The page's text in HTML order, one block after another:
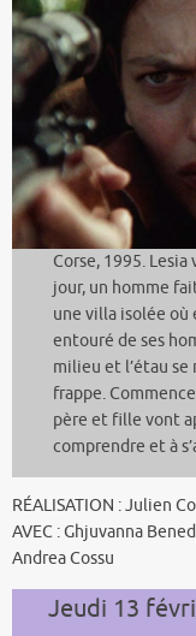
Corse, 1995.
jour, un homme
une villa isolée où
entouré de ses
milieu et l’étau se
frappe.
père et fille vont
comprendre et à
RÉALISATION : Julien
AVEC : Ghjuvanna
Andrea Cossu
Jeudi 13